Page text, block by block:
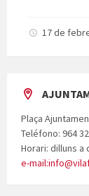
17 de
Plaça
Teléfono: 964
Horari: dilluns a
e-